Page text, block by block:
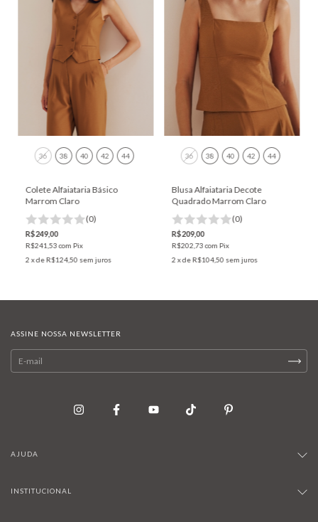
36 38 40 42 44
Colete Alfaiataria Básico
Marrom Claro
(0)
R$249,00
R$241,53com Pix
2 x deR$124,50 sem juros
36 38 40 42 44
Blusa Alfaiataria Decote
Quadrado Marrom Claro
(0)
R$209,00
R$202,73com Pix
2 x deR$104,50 sem juros
ASSINE NOSSA NEWSLETTER
AJUDA
INSTITUCIONAL